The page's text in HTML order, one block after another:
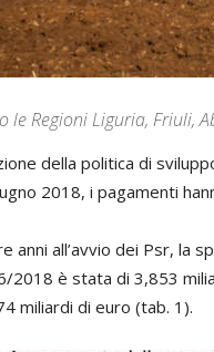
le Regioni Liguria, Friuli,
della politica di
2018, i pagamenti
anni all’avvio dei Psr, la
2018 è stata di 3,853
miliardi di euro (tab. 1).